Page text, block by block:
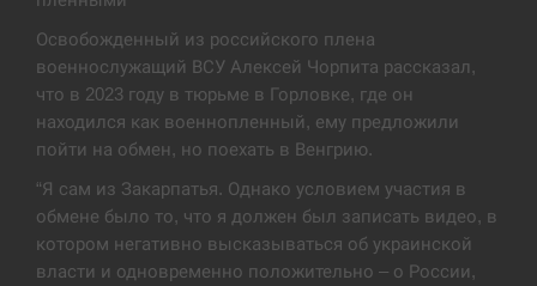
СЕРПЕНЬ
У Румунії затоплять чотири баржі для
збільшення потоку води до…
СЕРПЕНЬ
13:53
В Москве пожаловались на “кратный рост” атак
дронов Украины
Освобожденный из российского плена
военнослужащий ВСУ Алексей Чорпита рассказал,
что в 2023 году в тюрьме в Горловке, где он
находился как военнопленный, ему предложили
пойти на обмен, но поехать в Венгрию.
“Я сам из Закарпатья. Однако условием участия в
обмене было то, что я должен был записать видео, в
котором негативно высказываться об украинской
власти и одновременно положительно – о России,